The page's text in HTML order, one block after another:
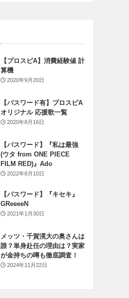
【プロスピA】消費経験値 計
算機
2020年9月20日
【パスワード有】プロスピA
オリジナル 応援歌一覧
2020年8月16日
【パスワード】『私は最強
(ウタ from ONE PIECE
FILM RED)』Ado
2022年8月10日
【パスワード】『キセキ』
GReeeeN
2021年1月30日
メッツ・千賀滉大の奥さんは
誰？単身赴任の理由は？実家
が金持ちの噂も徹底調査！
2024年11月22日